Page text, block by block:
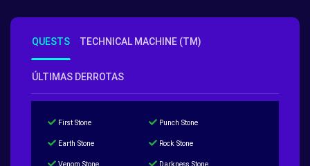
QUESTS TECHNICAL MACHINE (TM)
ÚLTIMAS DERROTAS
First Stone Punch Stone
Earth Stone Rock Stone